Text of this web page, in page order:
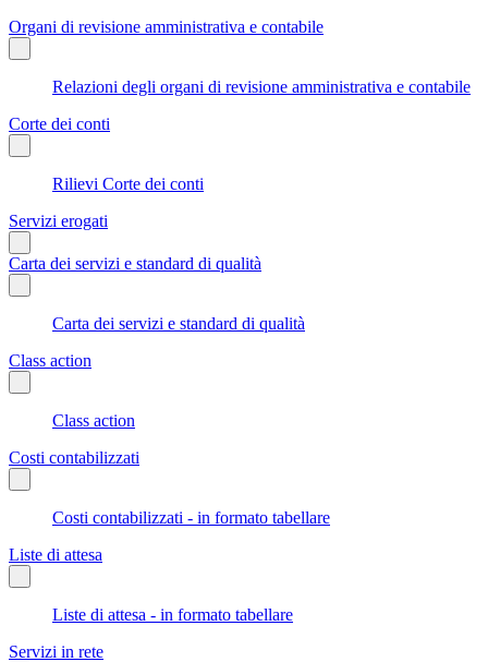
Organi di revisione amministrativa e contabile
Relazioni degli organi di revisione amministrativa e contabile
Corte dei conti
Rilievi Corte dei conti
Servizi erogati
Carta dei servizi e standard di qualità
Carta dei servizi e standard di qualità
Class action
Class action
Costi contabilizzati
Costi contabilizzati - in formato tabellare
Liste di attesa
Liste di attesa - in formato tabellare
Servizi in rete